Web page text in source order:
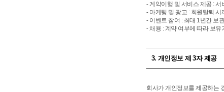
- 계약이행 및 서비스 제공 : 서
- 마케팅 및 광고 : 회원탈퇴 시
- 이벤트 참여 : 최대 1년간 보
- 채용 : 계약 여부에 따라 보
3. 개인정보 제 3자 제공
회사가 개인정보를 제공하는